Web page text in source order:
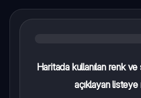
Haritada kullanılan renk ve
açıklayan